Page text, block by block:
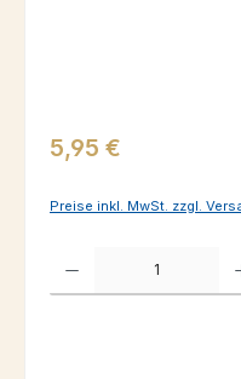
Regulärer Preis:
5,95 €
Preise inkl. MwSt. zzgl.
Produkt Anzahl: Gib den